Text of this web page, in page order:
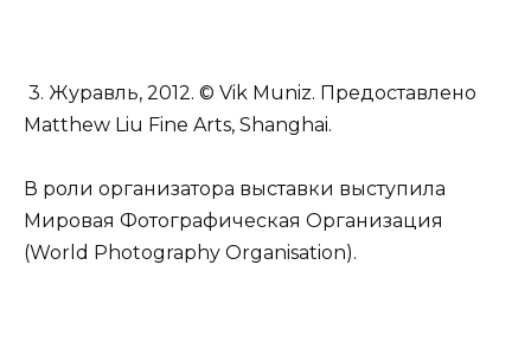
3. Журавль, 2012. © Vik Muniz. Предоставлено
Matthew Liu Fine Arts, Shanghai.
В роли организатора выставки выступила
Мировая Фотографическая Организация
(World Photography Organisation).